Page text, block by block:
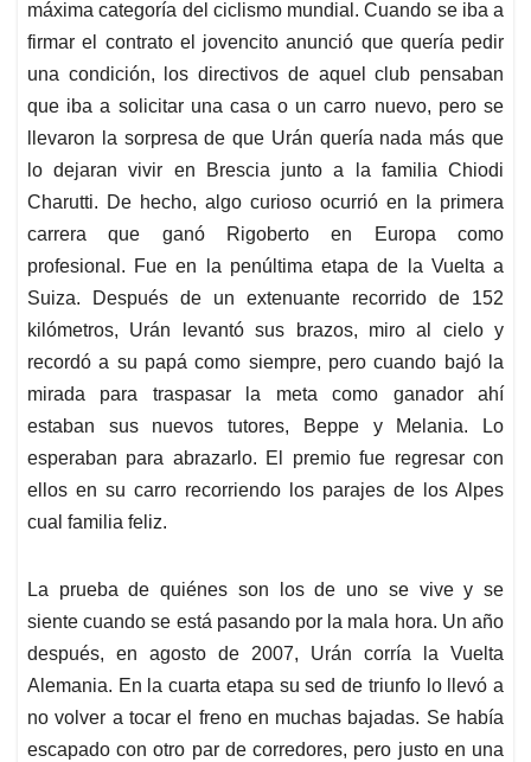
máxima categoría del ciclismo mundial. Cuando se iba a
firmar el contrato el jovencito anunció que quería pedir
una condición, los directivos de aquel club pensaban
que iba a solicitar una casa o un carro nuevo, pero se
llevaron la sorpresa de que Urán quería nada más que
lo dejaran vivir en Brescia junto a la familia Chiodi
Charutti. De hecho, algo curioso ocurrió en la primera
carrera que ganó Rigoberto en Europa como
profesional. Fue en la penúltima etapa de la Vuelta a
Suiza. Después de un extenuante recorrido de 152
kilómetros, Urán levantó sus brazos, miro al cielo y
recordó a su papá como siempre, pero cuando bajó la
mirada para traspasar la meta como ganador ahí
estaban sus nuevos tutores, Beppe y Melania. Lo
esperaban para abrazarlo. El premio fue regresar con
ellos en su carro recorriendo los parajes de los Alpes
cual familia feliz.
La prueba de quiénes son los de uno se vive y se
siente cuando se está pasando por la mala hora. Un año
después, en agosto de 2007, Urán corría la Vuelta
Alemania. En la cuarta etapa su sed de triunfo lo llevó a
no volver a tocar el freno en muchas bajadas. Se había
escapado con otro par de corredores, pero justo en una